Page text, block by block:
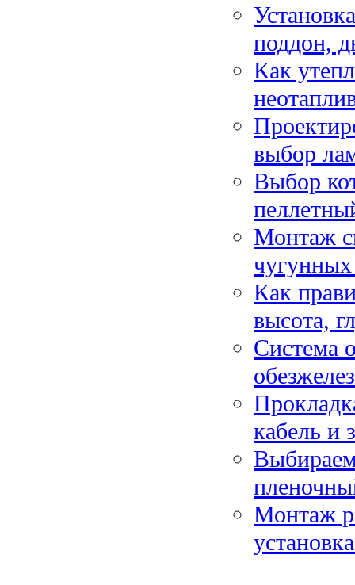
поддон,
Как
выбор
Выбор
Монтаж
Как
высота,
Система
кабель и
Монтаж